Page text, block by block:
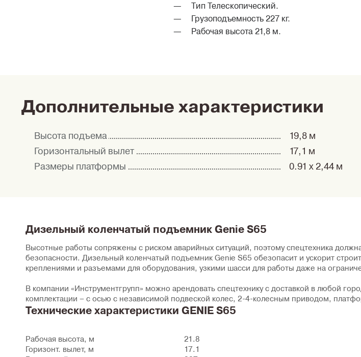
Тип Телескопический.
Грузоподъемность 227 кг.
Рабочая высота 21,8 м.
Дополнительные характеристики
Высота подъема
19,8 м
Горизонтальный вылет
17,1 м
Размеры платформы
0.91 x 2,44 м
Дизельный коленчатый подъемник Genie S65
Высотные работы сопряжены с риском аварийных ситуаций, поэтому спецтехника
безопасности. Дизельный коленчатый подъемник Genie S65 обезопасит и ускорит
креплениями и разъемами для оборудования, узкими шасси для работы даже на
В компании «Инструментгрупп» можно арендовать спецтехнику с доставкой в любой
комплектации – с осью с независимой подвеской колес, 2-4-колесным приводом,
Технические характеристики GENIE S65
Рабочая высота, м
21.8
Горизонт. вылет, м
17.1